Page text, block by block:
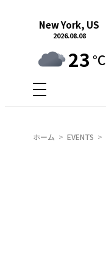
New York, US
2026.08.08
23 °C
ホーム EVENTS